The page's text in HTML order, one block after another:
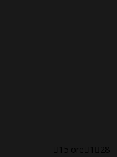
15 ore 1 28